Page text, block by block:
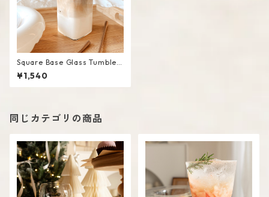
Square Base Glass Tumbler
/ S
¥1,540
同じカテゴリの商品